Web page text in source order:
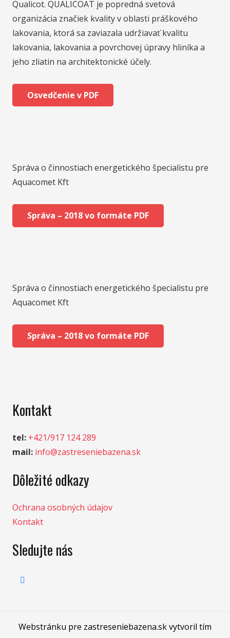
Qualicot. QUALICOAT je popredná svetová
organizácia značiek kvality v oblasti práškového
lakovania, ktorá sa zaviazala udržiavať kvalitu
lakovania, lakovania a povrchovej úpravy hliníka a
jeho zliatin na architektonické účely.
Osvedčenie v PDF
Správa o činnostiach energetického špecialistu pre
Aquacomet Kft
Správa – 2018 vo formáte PDF
Správa o činnostiach energetického špecialistu pre
Aquacomet Kft
Správa – 2018 vo formáte PDF
Kontakt
tel: +421/917 124 289
mail: info@zastreseniebazena.sk
Dôležité odkazy
Ochrana osobných údajov
Kontakt
Sledujte nás
Webstránku pre zastreseniebazena.sk vytvoril tím